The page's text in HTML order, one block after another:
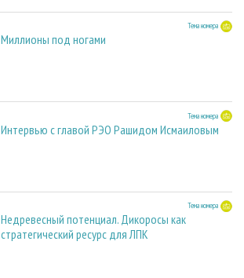
Тема номера
Миллионы под ногами
Тема номера
Интервью с главой РЭО Рашидом Исмаиловым
Тема номера
Недревесный потенциал. Дикоросы как
стратегический ресурс для ЛПК